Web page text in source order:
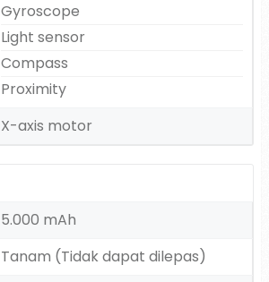
Gyroscope
Light sensor
Compass
Proximity
X-axis motor
5.000 mAh
Tanam (Tidak dapat dilepas)